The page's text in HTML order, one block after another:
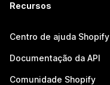
Recursos
Centro de ajuda Shopify
Documentação da API
Comunidade Shopify